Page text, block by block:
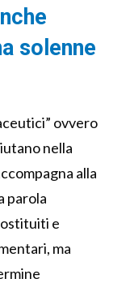
solenne
ovvero
nella
alla
parola
e
ma